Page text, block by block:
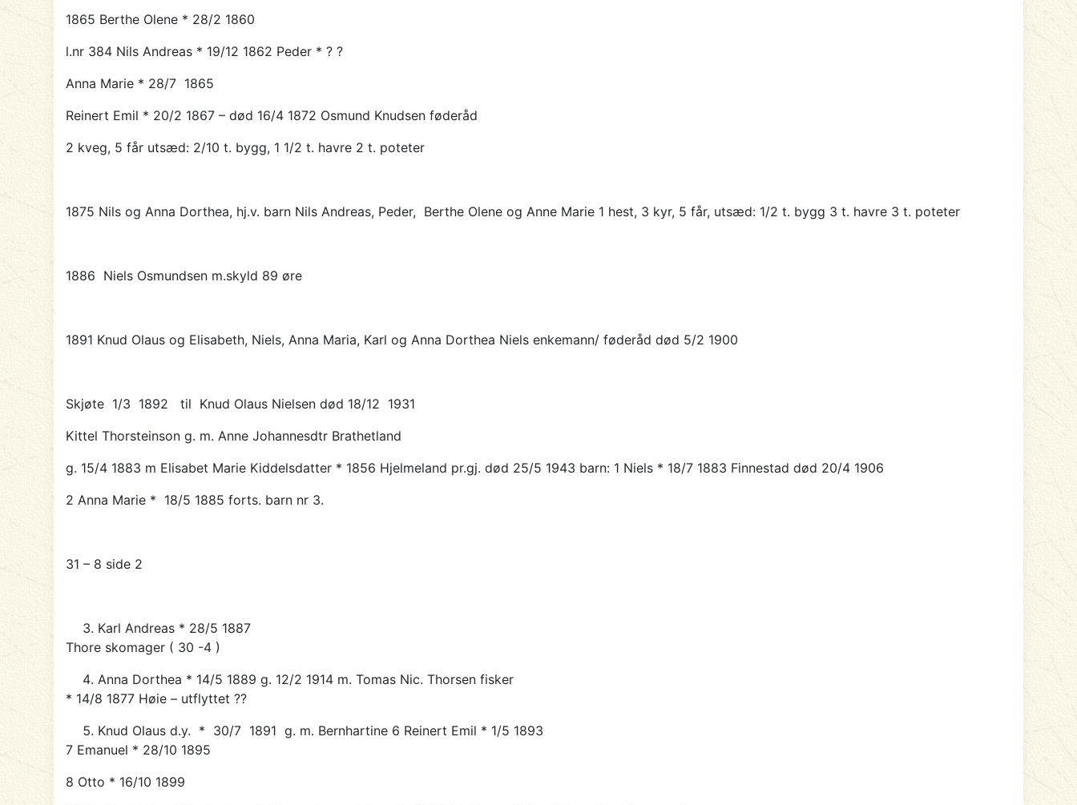
1865 Berthe Olene * 28/2 1860
l.nr 384 Nils Andreas * 19/12 1862 Peder * ? ?
Anna Marie * 28/7 1865
Reinert Emil * 20/2 1867 – død 16/4 1872 Osmund Knudsen føderåd
2 kveg, 5 får utsæd: 2/10 t. bygg, 1 1/2 t. havre 2 t. poteter
1875 Nils og Anna Dorthea, hj.v. barn Nils Andreas, Peder, Berthe Olene og Anne Marie 1 hest, 3 kyr, 5 får, utsæd: 1/2 t. bygg 3 t. havre 3 t. poteter
1886 Niels Osmundsen m.skyld 89 øre
1891 Knud Olausog Elisabeth, Niels, Anna Maria, Karl og Anna Dorthea Niels enkemann/ føderåd død 5/2 1900
Skjøte 1/3 1892 til Knud Olaus Nielsendød 18/12 1931
Kittel Thorsteinson g. m. Anne Johannesdtr Brathetland
g. 15/4 1883 m Elisabet Marie Kiddelsdatter * 1856 Hjelmeland pr.gj. død 25/5 1943 barn: 1 Niels * 18/7 1883 Finnestad død 20/4 1906
2 Anna Marie * 18/5 1885 forts. barn nr 3.
31 – 8 side 2
Karl Andreas * 28/5 1887
Thore skomager ( 30 -4 )
Anna Dorthea * 14/5 1889 g. 12/2 1914 m. Tomas Nic. Thorsen fisker
* 14/8 1877 Høie – utflyttet ??
Knud Olaus d.y. * 30/7 1891 g. m. Bernhartine 6 Reinert Emil * 1/5 1893
7 Emanuel * 28/10 1895
8 Otto * 16/10 1899